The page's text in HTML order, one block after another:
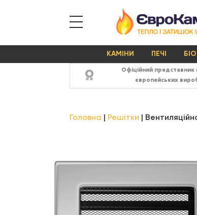
КАМІНИ ПЕЧІ
Офіційний представник
європейських
Головна Решітки